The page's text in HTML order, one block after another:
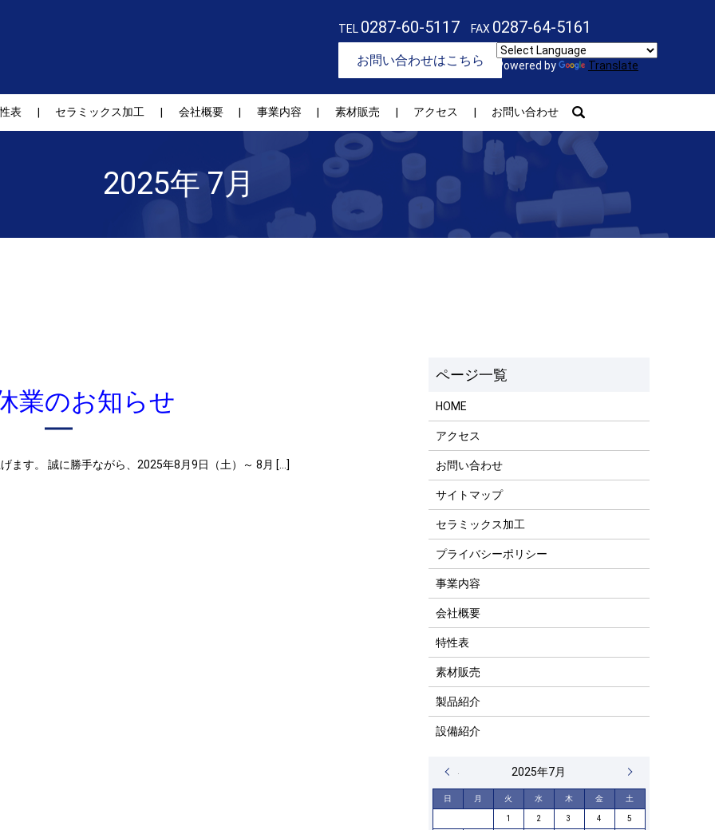
TEL 0287-60-5117 FAX 0287-64-5161
お問い合わせはこちら Powered by Translate
表 セラミックス加工 会社概要 事業内容 素材販売 アクセス お問い合わせ
2025年 7月
業のお知らせ
ます。 誠に勝手ながら、2025年8月9日（土）～ 8月 […]
HOME
アクセス
お問い合わせ
サイトマップ
セラミックス加工
プライバシーポリシー
事業内容
会社概要
特性表
素材販売
製品紹介
設備紹介
2025年7月
日 月 火 水 木 金 土
1 2 3 4 5